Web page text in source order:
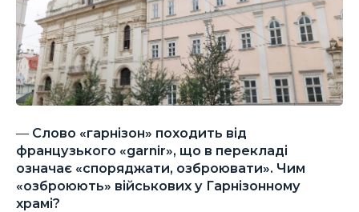
— Слово «гарнізон» походить від
французького «garnir», що в перекладі
означає «споряджати, озброювати». Чим
«озброюють» військових у Гарнізонному
храмі?